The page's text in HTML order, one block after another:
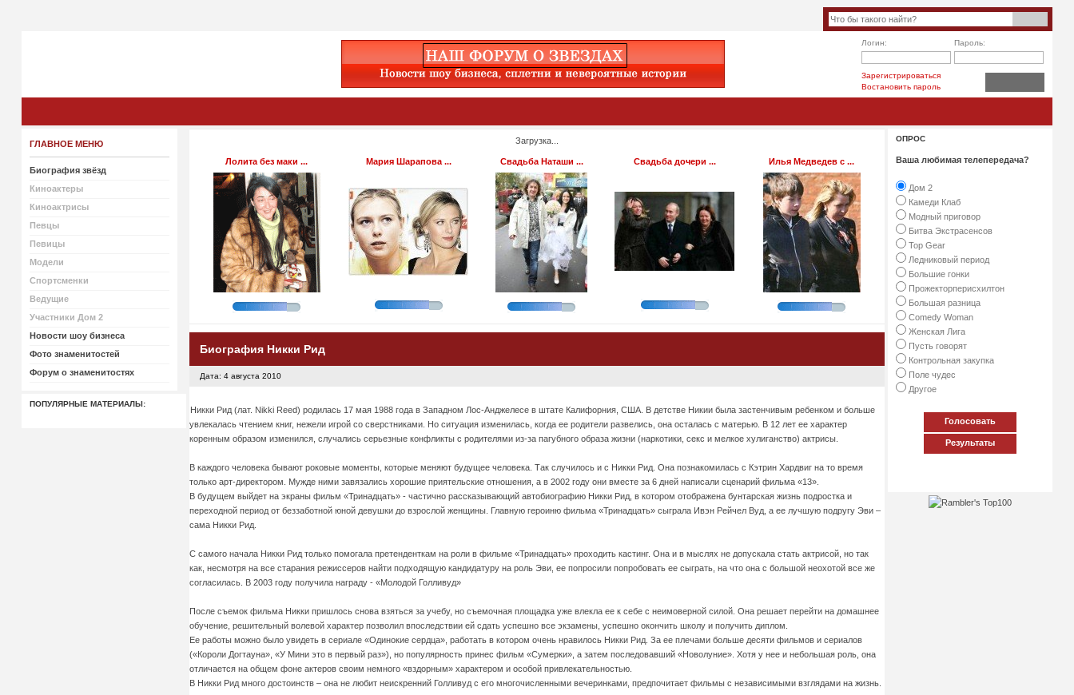
Логин: Пароль:
Зарегистрироваться
Востановить пароль
ГЛАВНОЕ МЕНЮ
Биография звёзд
Киноактеры
Киноактрисы
Певцы
Певицы
Модели
Спортсменки
Ведущие
Участники Дом 2
Новости шоу бизнеса
Фото знаменитостей
Форум о знаменитостях
ПОПУЛЯРНЫЕ МАТЕРИАЛЫ:
Загрузка...
Лолита без маки ... Мария Шарапова ... Свадьба Наташи ... Свадьба дочери ... Илья Медведев с ...
Биография Никки Рид
Дата: 4 августа 2010
Никки Рид (лат. Nikki Reed) родилась 17 мая 1988 года в Западном Лос-Анджелесе в штате Калифорния, США. В детстве Никии была застенчивым ребенком и больше
увлекалась чтением книг, нежели игрой со сверстниками. Но ситуация изменилась, когда ее родители развелись, она осталась с матерью. В 12 лет ее характер
коренным образом изменился, случались серьезные конфликты с родителями из-за пагубного образа жизни (наркотики, секс и мелкое хулиганство) актрисы.
В каждого человека бывают роковые моменты, которые меняют будущее человека. Так случилось и с Никки Рид. Она познакомилась с Кэтрин Хардвиг на то время
только арт-директором. Мужде ними завязались хорошие приятельские отношения, а в 2002 году они вместе за 6 дней написали сценарий фильма «13».
В будущем выйдет на экраны фильм «Тринадцать» - частично рассказывающий автобиографию Никки Рид, в котором отображена бунтарская жизнь подростка и
переходной период от беззаботной юной девушки до взрослой женщины. Главную героиню фильма «Тринадцать» сыграла Ивэн Рейчел Вуд, а ее лучшую подругу Эви –
сама Никки Рид.
С самого начала Никки Рид только помогала претенденткам на роли в фильме «Тринадцать» проходить кастинг. Она и в мыслях не допускала стать актрисой, но так
как, несмотря на все старания режиссеров найти подходящую кандидатуру на роль Эви, ее попросили попробовать ее сыграть, на что она с большой неохотой все же
согласилась. В 2003 году получила награду - «Молодой Голливуд»
После съемок фильма Никки пришлось снова взяться за учебу, но съемочная площадка уже влекла ее к себе с неимоверной силой. Она решает перейти на домашнее
обучение, решительный волевой характер позволил впоследствии ей сдать успешно все экзамены, успешно окончить школу и получить диплом.
Ее работы можно было увидеть в сериале «Одинокие сердца», работать в котором очень нравилось Никки Рид. За ее плечами больше десяти фильмов и сериалов
(«Короли Догтауна», «У Мини это в первый раз»), но популярность принес фильм «Сумерки», а затем последовавший «Новолуние». Хотя у нее и небольшая роль, она
отличается на общем фоне актеров своим немного «вздорным» характером и особой привлекательностью.
В Никки Рид много достоинств – она не любит неискренний Голливуд с его многочисленными вечеринками, предпочитает фильмы с независимыми взглядами на жизнь.
ОПРОС
Ваша любимая телепередача?
Дом 2
Камеди Клаб
Модный приговор
Битва Экстрасенсов
Top Gear
Ледниковый период
Большие гонки
Прожекторперисхилтон
Большая разница
Comedy Woman
Женская Лига
Пусть говорят
Контрольная закупка
Поле чудес
Другое
Голосовать
Результаты